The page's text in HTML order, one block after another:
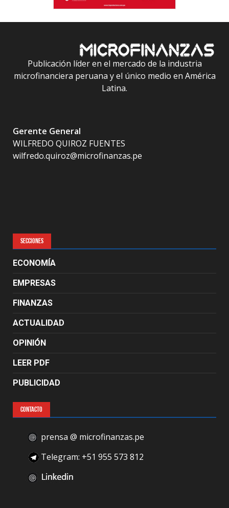
Publicación líder en el mercado de la industria
microfinanciera peruana y el único medio en América
Latina.
Gerente General
WILFREDO QUIROZ FUENTES
wilfredo.quiroz@microfinanzas.pe
SECCIONES
ECONOMÍA
EMPRESAS
FINANZAS
ACTUALIDAD
OPINIÓN
LEER PDF
PUBLICIDAD
CONTACTO
prensa @ microfinanzas.pe
Telegram: +51 955 573 812